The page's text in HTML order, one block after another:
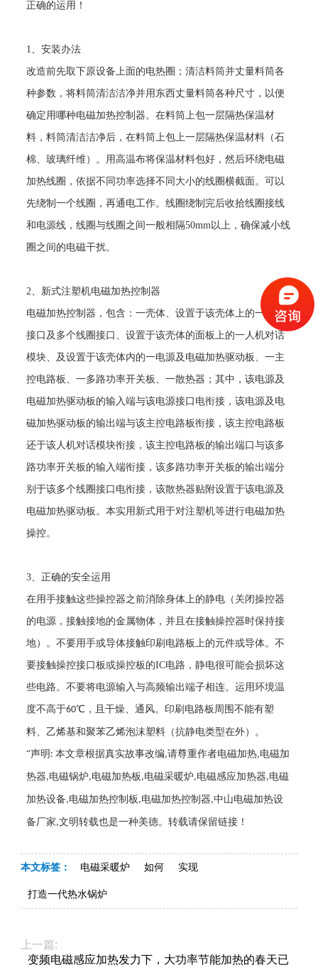
正确的运用！
1 、安装办法
改造前先取下原设备上面的电热圈；清洁料筒并丈量料筒各
种参数，将料筒清洁洁净并用东西丈量料筒各种尺寸，以便
确定用哪种电磁加热控制器。在料筒上包一层隔热保温材
料，料筒清洁洁净后，在料筒上包上一层隔热保温材料（石
棉、玻璃纤维）。用高温布将保温材料包好，然后环绕电磁
加热线圈，依据不同功率选择不同大小的线圈横截面。可以
先绕制一个线圈，再通电工作。线圈绕制完后收拾线圈接线
和电源线，线圈与线圈之间一般相隔50mm 以上，确保减小线
圈之间的电磁干扰。
2 、新式注塑机电磁加热控制器
电磁加热控制器，包含：一壳体、设置于该壳体上的一电源
接口及多个线圈接口、设置于该壳体的面板上的一人机对话
模块、及设置于该壳体内的一电源及电磁加热驱动板、一主
控电路板、一多路功率开关板、一散热器；其中，该电源及
电磁加热驱动板的输入端与该电源接口电衔接，该电源及电
磁加热驱动板的输出端与该主控电路板衔接，该主控电路板
还于该人机对话模块衔接，该主控电路板的输出端口与该多
路功率开关板的输入端衔接，该多路功率开关板的输出端分
别于该多个线圈接口电衔接，该散热器贴附设置于该电源及
电磁加热驱动板。本实用新式用于对注塑机等进行电磁加热
操控。
3 、正确的安全运用
在用手接触这些操控器之前消除身体上的静电（关闭操控器
的电源，接触接地的金属物体，并且在接触操控器时保持接
地）。不要用手或导体接触印刷电路板上的元件或导体。不
要接触操控接口板或操控板的IC电路，静电很可能会损坏这
些电路。不要将电源输入与高频输出端子相连。运用环境温
度不高于60℃，且干燥、通风。印刷电路板周围不能有塑
料、乙烯基和聚苯乙烯泡沫塑料（抗静电类型在外）。
“声明 :本文章根据真实故事改编,请尊重作者电磁加热,电磁加
热器,电磁锅炉,电磁加热板 ,电磁采暖炉,电磁感应加热器,电磁
加热设备,电磁加热控制板 ,电磁加热控制器,中山电磁加热设
备厂家,文明转载也是一种美德。转载请保留链接！
本文标签： 电磁采暖炉 如何 实现
打造一代热水锅炉
上一篇:
变频电磁感应加热发力下，大功率节能加热的春天已